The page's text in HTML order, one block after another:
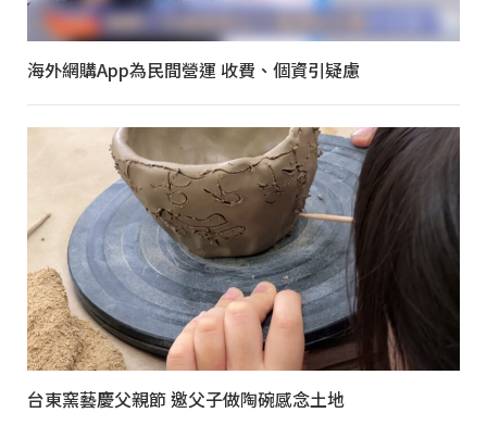
海外網購App為民間營運 收費、個資引疑慮
台東窯藝慶父親節 邀父子做陶碗感念土地